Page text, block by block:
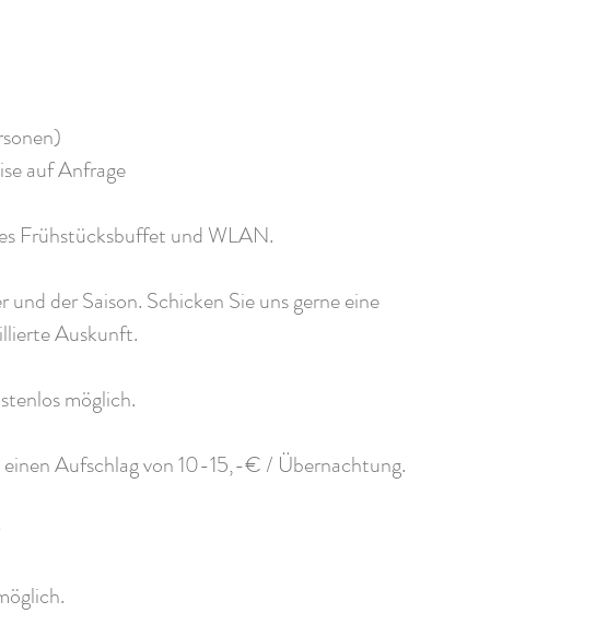
auf Anfrage
Frühstücksbuffet und WLAN.
der Saison. Schicken Sie uns gerne eine
Auskunft.
möglich.
einen Aufschlag von 10-15,-€ / Übernachtung.